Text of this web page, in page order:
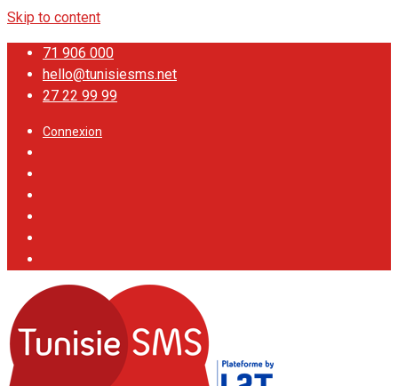
Skip to content
71 906 000
hello@tunisiesms.net
27 22 99 99
Connexion